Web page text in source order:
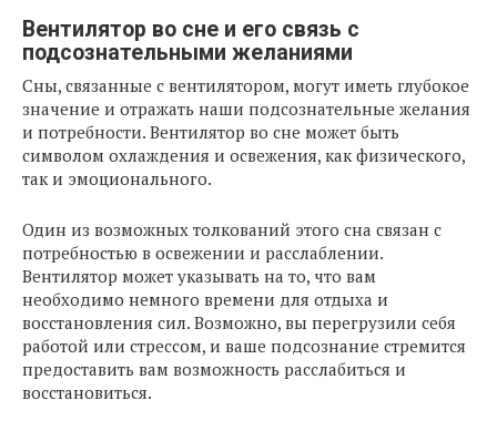
Вентилятор во сне и его связь с
подсознательными желаниями
Сны, связанные с вентилятором, могут иметь глубокое
значение и отражать наши подсознательные желания
и потребности. Вентилятор во сне может быть
символом охлаждения и освежения, как физического,
так и эмоционального.
Один из возможных толкований этого сна связан с
потребностью в освежении и расслаблении.
Вентилятор может указывать на то, что вам
необходимо немного времени для отдыха и
восстановления сил. Возможно, вы перегрузили себя
работой или стрессом, и ваше подсознание стремится
предоставить вам возможность расслабиться и
восстановиться.